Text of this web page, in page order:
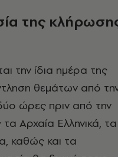
της
την ίδια ημέρα της
θεμάτων από
ώρες πριν από την
Αρχαία Ελληνικά, τα
καθώς και τα